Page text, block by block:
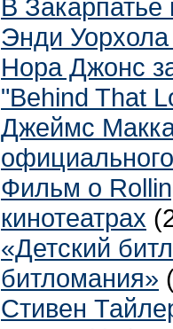
В
Энди
Нора Джонс
"Behind That
Джеймс
Фильм о
кинотеатрах
«Детский
битломания»
Стивен